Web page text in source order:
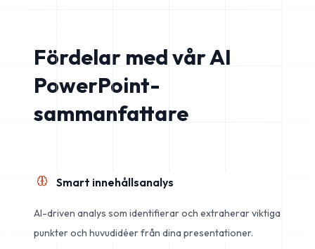
Fördelar med vår AI
PowerPoint-
sammanfattare
Smart innehållsanalys
AI-driven analys som identifierar och extraherar viktiga
punkter och huvudidéer från dina presentationer.